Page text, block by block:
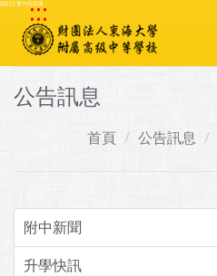
跳到主要內容區塊
:::
公告訊息
首頁 公告訊息
附中新聞
升學快訊